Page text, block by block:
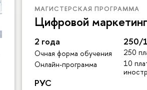
МАГИСТЕРСКАЯ ПРОГРАММА
Цифровой маркетинг
2 года
Очная форма обучения
Онлайн-программа
250/
250
10
РУС